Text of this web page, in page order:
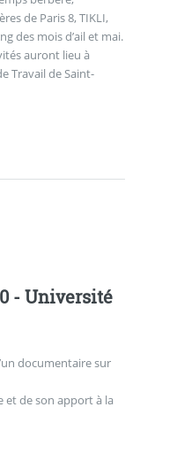
de Paris 8, TIKLI,
des mois d’ail et mai.
auront lieu à
Travail de Saint-
- Université
documentaire sur
de son apport à la